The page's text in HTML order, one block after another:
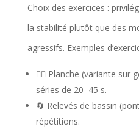
Choix des exercices :
la stabilité plutôt que des
agressifs. Exemples
🧘‍♀️ Planche (variante
séries de 20–45 s.
🔄 Relevés de bassin
répétitions.